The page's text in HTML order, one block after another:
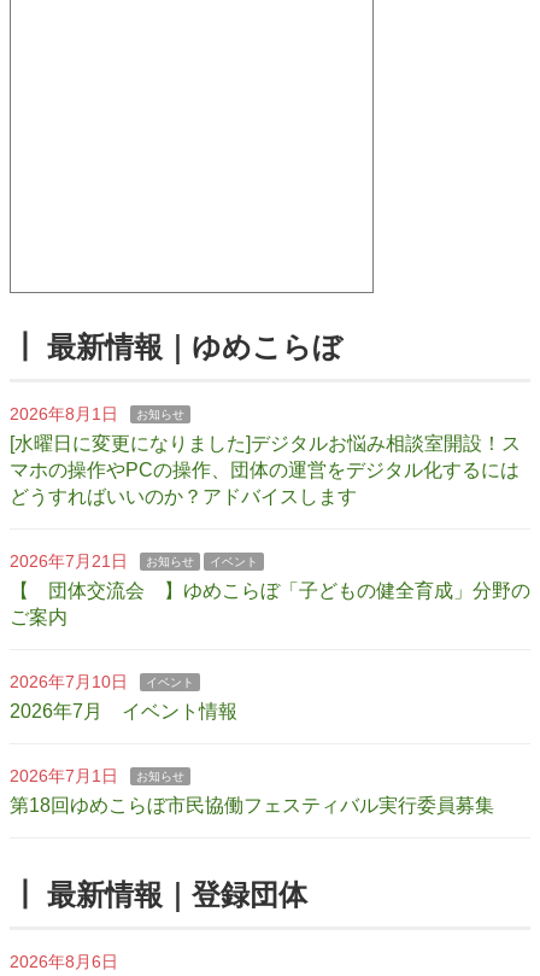
┃ 最新情報｜ゆめこらぼ
2026年8月1日 お知らせ
[水曜日に変更になりました]デジタルお悩み相談室開設！ス
マホの操作やPCの操作、団体の運営をデジタル化するには
どうすればいいのか？アドバイスします
2026年7月21日 お知らせ イベント
【 団体交流会 】ゆめこらぼ「子どもの健全育成」分野の
ご案内
2026年7月10日 イベント
2026年7月 イベント情報
2026年7月1日 お知らせ
第18回ゆめこらぼ市民協働フェスティバル実行委員募集
┃ 最新情報｜登録団体
2026年8月6日